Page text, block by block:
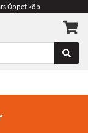
Öppet köp